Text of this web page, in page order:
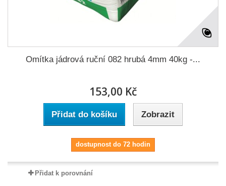
Omítka jádrová ruční 082 hrubá 4mm 40kg -...
153,00 Kč
Přidat do košíku Zobrazit
dostupnost do 72 hodin
Přidat k porovnání